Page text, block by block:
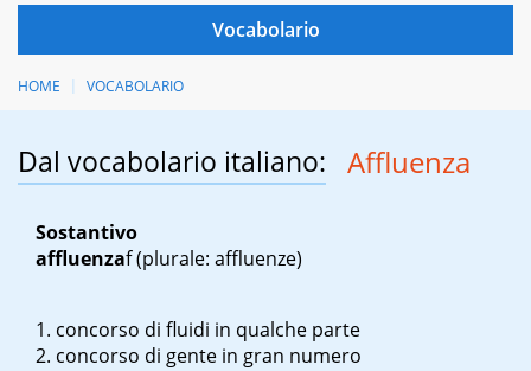
HOME VOCABOLARIO
Dal vocabolario italiano: Affluenza
Sostantivo
affluenzaf(plurale: affluenze)
concorso di fluidi in qualche parte
concorso di gente in gran numero